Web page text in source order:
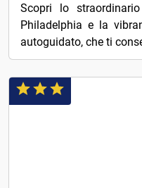
Scopri lo
Philadelphia e la
autoguidato, che ti